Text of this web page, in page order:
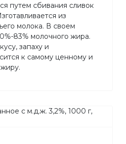
путем сбивания сливок
из
молока. В своем
83% молочного жира.
запаху и
к самому ценному и